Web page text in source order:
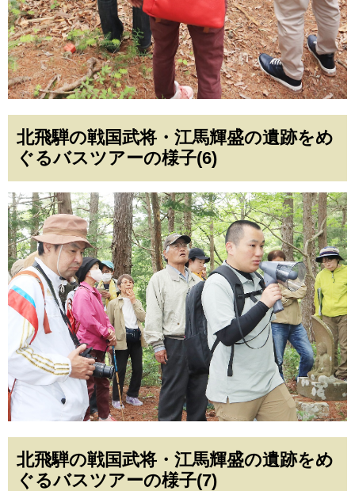
北飛騨の戦国武将・江馬輝盛の遺跡をめ
ぐるバスツアーの様子(6)
北飛騨の戦国武将・江馬輝盛の遺跡をめ
ぐるバスツアーの様子(7)